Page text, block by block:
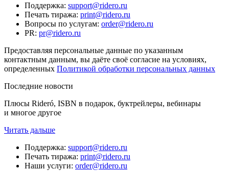
Поддержка: support@ridero.ru
Печать тиража: print@ridero.ru
Вопросы по услугам: order@ridero.ru
PR: pr@ridero.ru
Предоставляя персональные данные по указанным
контактным данным, вы даёте своё согласие на условиях,
определенных Политикой обработки персональных данных
Последние новости
Плюсы Rideró, ISBN в подарок, буктрейлеры, вебинары
и многое другое
Читать дальше
Поддержка: support@ridero.ru
Печать тиража: print@ridero.ru
Наши услуги: order@ridero.ru